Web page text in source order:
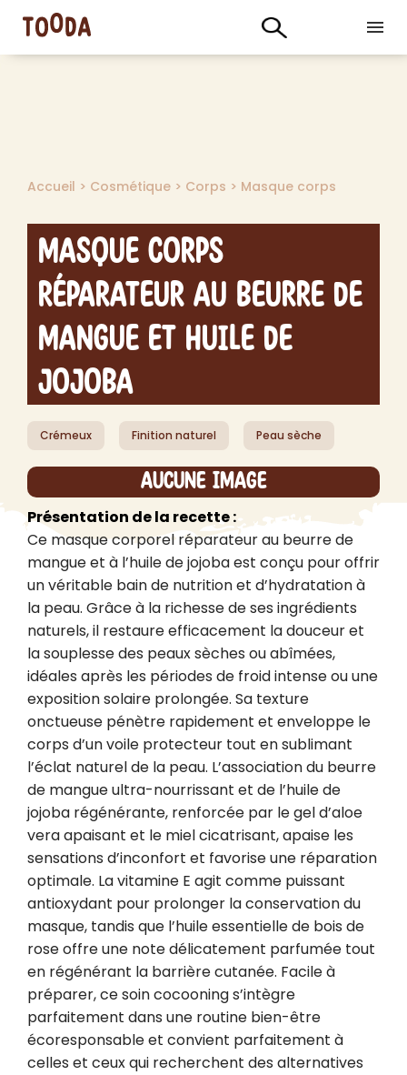
Accueil > Cosmétique > Corps > Masque corps
Masque Corps
Réparateur au Beurre de
Mangue et Huile de
Jojoba
Crémeux Finition naturel Peau sèche
Aucune image
Présentation de la recette :
Ce masque corporel réparateur au beurre de
mangue et à l’huile de jojoba est conçu pour offrir
un véritable bain de nutrition et d’hydratation à
la peau. Grâce à la richesse de ses ingrédients
naturels, il restaure efficacement la douceur et
la souplesse des peaux sèches ou abîmées,
idéales après les périodes de froid intense ou une
exposition solaire prolongée. Sa texture
onctueuse pénètre rapidement et enveloppe le
corps d’un voile protecteur tout en sublimant
l’éclat naturel de la peau. L’association du beurre
de mangue ultra-nourrissant et de l’huile de
jojoba régénérante, renforcée par le gel d’aloe
vera apaisant et le miel cicatrisant, apaise les
sensations d’inconfort et favorise une réparation
optimale. La vitamine E agit comme puissant
antioxydant pour prolonger la conservation du
masque, tandis que l’huile essentielle de bois de
rose offre une note délicatement parfumée tout
en régénérant la barrière cutanée. Facile à
préparer, ce soin cocooning s’intègre
parfaitement dans une routine bien-être
écoresponsable et convient parfaitement à
celles et ceux qui recherchent des alternatives